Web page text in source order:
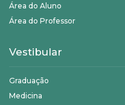
Área do Aluno
Área do Professor
Vestibular
Graduação
Medicina